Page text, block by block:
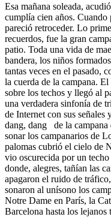
Esa mañana soleada,
cumplía cien años. Cuando
pareció retroceder. Lo
recuerdos, fue la gran
patio. Toda una vida de
bandera, los niños
tantas veces en el pasado,
la cuerda de la campana.
sobre los techos y llegó al
una verdadera sinfonía de
de Internet con sus
dang, dang de la campana
sonar los campanarios de
palomas cubrió el cielo de
vio oscurecida por un
donde, alegres, tañían las
apagaron el ruido de
sonaron al unísono los
Notre Dame en París, la
Barcelona hasta los lejanos